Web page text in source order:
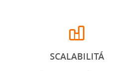
SCALABILITÁ